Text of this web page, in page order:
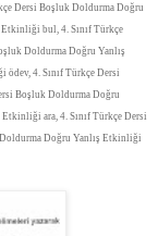
Dersi Boşluk Doldurma Doğru
bul, 4. Sınıf Türkçe
Doldurma Doğru Yanlış
4. Sınıf Türkçe Dersi
Boşluk Doldurma Doğru
ara, 4. Sınıf Türkçe Dersi
Doğru Yanlış Etkinliği